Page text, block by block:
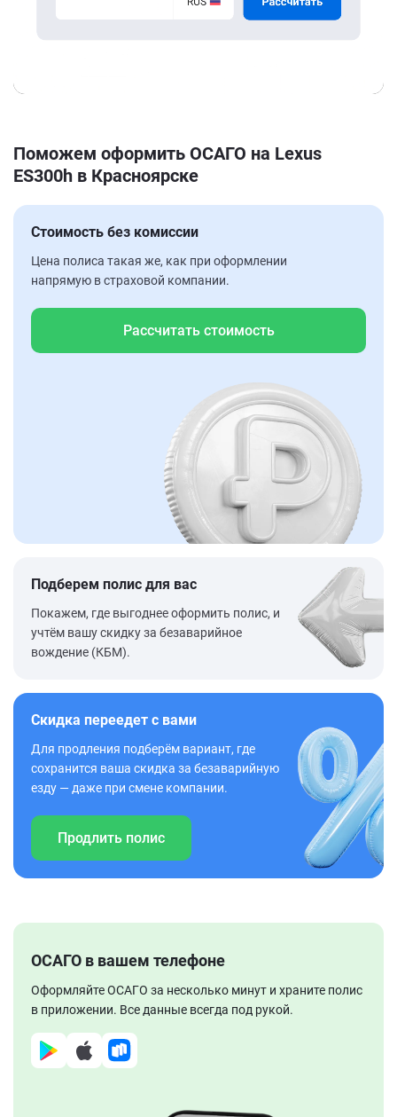
Поможем оформить ОСАГО на Lexus
ES300h в Красноярске
Стоимость без комиссии
Цена полиса такая же, как при оформлении
напрямую в страховой компании.
Рассчитать стоимость
Подберем полис для вас
Покажем, где выгоднее оформить полис, и
учтём вашу скидку за безаварийное
вождение (КБМ).
Скидка переедет с вами
Для продления подберём вариант, где
сохранится ваша скидка за безаварийную
езду — даже при смене компании.
Продлить полис
ОСАГО в вашем телефоне
Оформляйте ОСАГО за несколько минут и храните полис
в приложении. Все данные всегда под рукой.